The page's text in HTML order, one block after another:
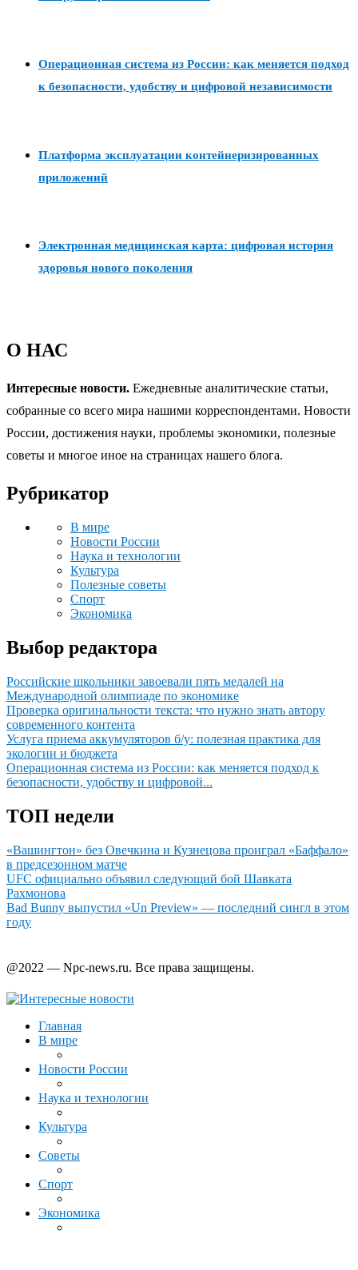
Операционная система из России: как меняется подход
к безопасности, удобству и цифровой независимости
Платформа эксплуатации контейнеризированных
приложений
Электронная медицинская карта: цифровая история
здоровья нового поколения
О НАС
Интересные новости. Ежедневные аналитические статьи,
собранные со всего мира нашими корреспондентами. Новости
России, достижения науки, проблемы экономики, полезные
советы и многое иное на страницах нашего блога.
Рубрикатор
В мире
Новости России
Наука и технологии
Культура
Полезные советы
Спорт
Экономика
Выбор редактора
Российские школьники завоевали пять медалей на
Международной олимпиаде по экономике
Проверка оригинальности текста: что нужно знать автору
современного контента
Услуга приема аккумуляторов б/у: полезная практика для
экологии и бюджета
Операционная система из России: как меняется подход к
безопасности, удобству и цифровой...
ТОП недели
«Вашингтон» без Овечкина и Кузнецова проиграл «Баффало»
в предсезонном матче
UFC официально объявил следующий бой Шавката
Рахмонова
Bad Bunny выпустил «Un Preview» — последний сингл в этом
году
@2022 — Npc-news.ru. Все права защищены.
Главная
В мире
Новости России
Наука и технологии
Культура
Советы
Спорт
Экономика